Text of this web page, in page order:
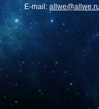
E-mail: